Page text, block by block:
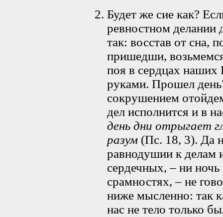
Будет же сие как?
ревностном
так: восстав от сна,
пришедши,
поя в сердцах наших
руками. Прошел
сокрушением
дел исполнится и в
день дни отрыгает
разум (Пс. 18, 3). Да
равнодушии к делам
сердечных, – ни
срамностях, – не
ниже мысленно: так
нас не тело только